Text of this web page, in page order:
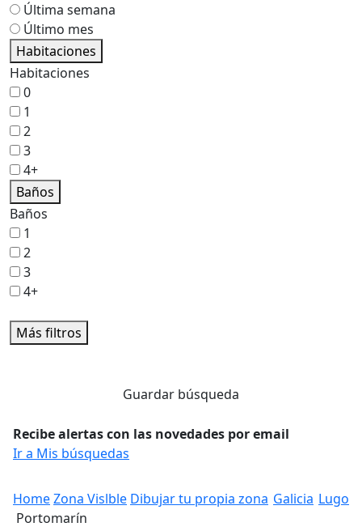
Última semana
Último mes
Habitaciones
Habitaciones
0
1
2
3
4+
Baños
Baños
1
2
3
4+
Más filtros
Guardar búsqueda
Recibe alertas con las novedades por email
Ir a Mis búsquedas
HomeZona Vislble Dibujar tu propia zona Galicia Lugo
Portomarín